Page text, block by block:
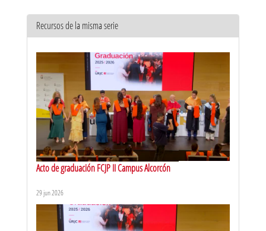
Recursos de la misma serie
Acto de graduación FCJP II Campus Alcorcón
29 jun 2026